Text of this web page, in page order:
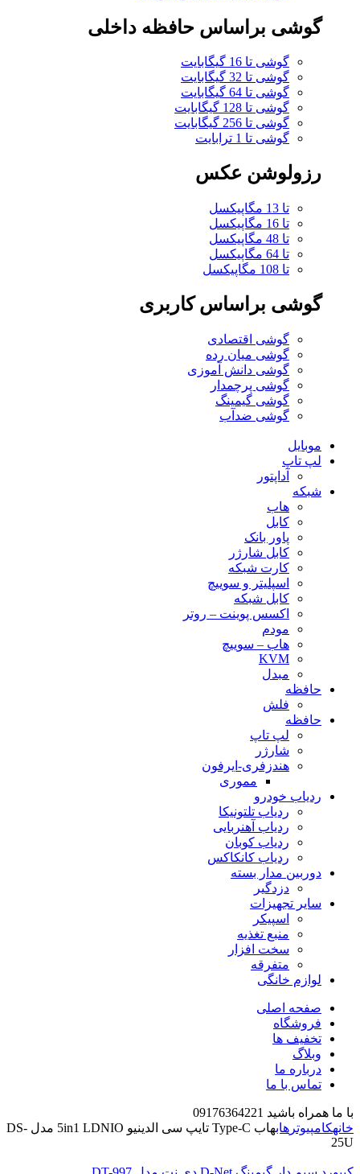
گوشی براساس حافظه داخلی
گوشی تا 16 گیگابایت
گوشی تا 32 گیگابایت
گوشی تا 64 گیگابایت
گوشی تا 128 گیگابایت
گوشی تا 256 گیگابایت
گوشی تا 1 ترابایت
رزولوشن عکس
تا 13 مگاپیکسل
تا 16 مگاپیکسل
تا 48 مگاپیکسل
تا 64 مگاپیکسل
تا 108 مگاپیکسل
گوشی براساس کاربری
گوشی اقتصادی
گوشی میان رده
گوشی دانش آموزی
گوشی پرچمدار
گوشی گیمینگ
گوشی ضدآب
موبایل
لپ تاپ
آداپتور
شبکه
هاب
کابل
پاور بانک
کابل شارژر
کارت شبکه
اسپلیتر و سوییچ
کابل شبکه
اکسس پوینت – روتر
مودم
هاب – سوییچ
KVM
مبدل
حافظه
فلش
حافظه
لپ تاپ
شارژر
هندزفری-ایرفون
مموری
ردیاب خودرو
ردیاب تلتونیکا
ردیاب آهنربایی
ردیاب کوبان
ردیاب کانکاکس
دوربین مدار بسته
دزدگیر
سایر تجهیزات
اسپیکر
منبع تغذیه
سخت افزار
متفرقه
لوازم خانگی
صفحه اصلی
فروشگاه
تخفیف ها
وبلاگ
درباره ما
تماس با ما
با ما همراه باشید 09176364221
خانهکامپیوتر هاب
هاب Type-C تایپ سی الدینیو 5in1 LDNIO مدل DS-
25U